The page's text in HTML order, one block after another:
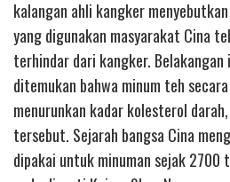
kalangan ahli kangker
yang digunakan masyarakat Cina
terhindar dari kangker.
ditemukan bahwa minum teh
menurunkan kadar kolesterol
tersebut. Sejarah bangsa Cina
dipakai untuk minuman sejak 2700